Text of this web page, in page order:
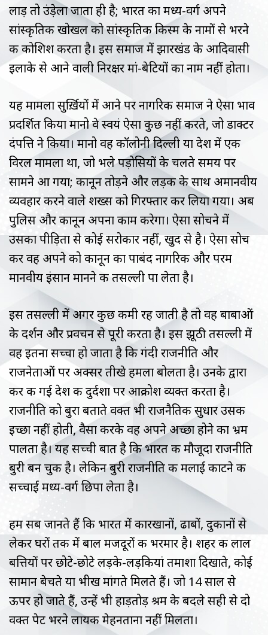
लाड़ तो उंड़ेला जाता ही है; भारत का मध्य-वर्ग अपने
सांस्कृतिक खोखल को सांस्कृतिक किस्म के नामों से भरने
की कोशिश करता है। इस समाज में झारखंड के आदिवासी
इलाके से आने वाली निरक्षर मां-बेटियों का नाम नहीं होता।
यह मामला सुर्ख़ियों में आने पर नागरिक समाज ने ऐसा भाव
प्रदर्शित किया मानो वे स्वयं ऐसा कुछ नहीं करते, जो डाक्टर
दंपत्ति ने किया। मानो वह कॉलोनी दिल्ली या देश में एक
विरल मामला था, जो भले पड़ोसियों के चलते समय पर
सामने आ गया; कानून तोड़ने और लड़की के साथ अमानवीय
व्यवहार करने वाले शख्स को गिरफ्तार कर लिया गया। अब
पुलिस और कानून अपना काम करेगा। ऐसा सोचने में
उसका पीड़िता से कोई सरोकार नहीं, खुद से है। ऐसा सोच
कर वह अपने को कानून का पाबंद नागरिक और परम
मानवीय इंसान मानने की तसल्ली पा लेता है।
इस तसल्ली में अगर कुछ कमी रह जाती है तो वह बाबाओं
के दर्शन और प्रवचन से पूरी करता है। इस झूठी तसल्ली में
वह इतना सच्चा हो जाता है कि गंदी राजनीति और
राजनेताओं पर अक्सर तीखे हमला बोलता है। उनके द्वारा
कर की गई देश की दुर्दशा पर आक्रोश व्यक्त करता है।
राजनीति को बुरा बताते वक्त भी राजनैतिक सुधार उसकी
इच्छा नहीं होती, वैसा करके वह अपने अच्छा होने का भ्रम
पालता है। यह सच्ची बात है कि भारत की मौजूदा राजनीति
बुरी बन चुकी है। लेकिन बुरी राजनीति की मलाई काटने की
सच्चाई मध्य-वर्ग छिपा लेता है।
हम सब जानते हैं कि भारत में कारखानों, ढाबों, दुकानों से
लेकर घरों तक में बाल मजदूरों की भरमार है। शहर की लाल
बत्तियों पर छोटे-छोटे लड़के-लड़कियां तमाशा दिखाते, कोई
सामान बेचते या भीख मांगते मिलते हैं। जो 14 साल से
ऊपर हो जाते हैं, उन्हें भी हाड़तोड़ श्रम के बदले सही से दो
वक्त पेट भरने लायक मेहनताना नहीं मिलता।